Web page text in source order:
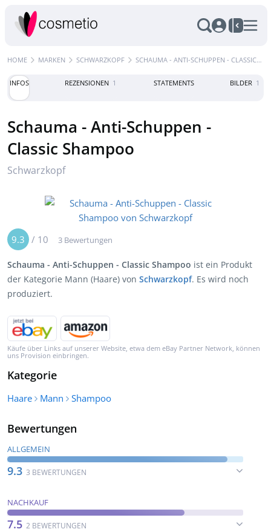
HOME MARKEN SCHWARZKOPF SCHAUMA - ANTI-SCHUPPEN - CLASSIC SHAMPOO
INFOS REZENSIONEN 1 STATEMENTS BILDER 1
Schauma - Anti-Schuppen -
Classic Shampoo
Schwarzkopf
9.3 / 10 3 Bewertungen
Schauma - Anti-Schuppen - Classic Shampoo ist ein Produkt
der Kategorie Mann (Haare) von Schwarzkopf. Es wird noch
produziert.
Käufe über Links auf unserer Website, etwa dem eBay Partner Network, können
uns Provision einbringen.
Kategorie
Haare Mann Shampoo
Bewertungen
ALLGEMEIN
9.3 3 BEWERTUNGEN
NACHKAUF
7.5 2 BEWERTUNGEN